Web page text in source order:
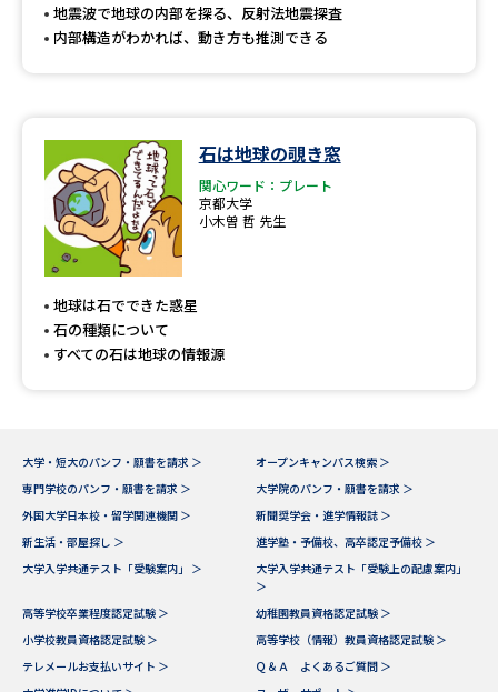
地震波で地球の内部を探る、反射法地震探査
内部構造がわかれば、動き方も推測できる
石は地球の覗き窓
関心ワード：プレート
京都大学
小木曽 哲 先生
地球は石でできた惑星
石の種類について
すべての石は地球の情報源
大学・短大のパンフ・願書を請求 ＞
オープンキャンパス検索 ＞
専門学校のパンフ・願書を請求 ＞
大学院のパンフ・願書を請求 ＞
外国大学日本校・留学関連機関 ＞
新聞奨学会・進学情報誌 ＞
新生活・部屋探し ＞
進学塾・予備校、高卒認定予備校 ＞
大学入学共通テスト「受験案内」 ＞
大学入学共通テスト「受験上の配慮案内」
＞
高等学校卒業程度認定試験 ＞
幼稚園教員資格認定試験 ＞
小学校教員資格認定試験 ＞
高等学校（情報）教員資格認定試験 ＞
テレメールお支払いサイト ＞
Ｑ＆Ａ よくあるご質問 ＞